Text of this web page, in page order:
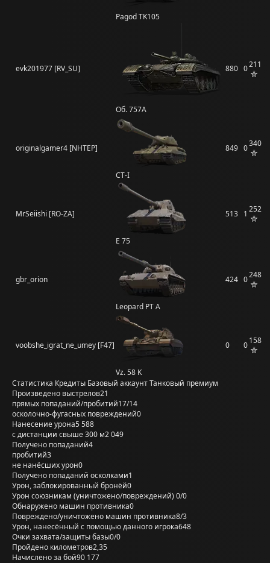
Pagod TK105
evk201977 [RV_SU]
Об. 757А
880 0211
originalgamer4 [NHTEP]
СТ-I
849 0340
MrSeiishi [RO-ZA]
E 75
513 1 252
gbr_orion
Leopard PT A
424 0248
voobshe_igrat_ne_umey [F47]
Vz. 58 K
0 0158
Статистика Кредиты Базовый аккаунтТанковый премиум
Произведено выстрелов21
прямых попаданий/пробитий17/14
осколочно-фугасных повреждений0
Нанесение урона5 588
с дистанции свыше 300 м2 049
Получено попаданий4
пробитий3
не нанёсших урон0
Получено попаданий осколками1
Урон, заблокированный бронёй0
Урон союзникам (уничтожено/повреждений) 0/0
Обнаружено машин противника0
Повреждено/уничтожено машин противника8/3
Урон, нанесённый с помощью данного игрока648
Очки захвата/защиты базы0/0
Пройдено километров2,35
Начислено за бой90 177